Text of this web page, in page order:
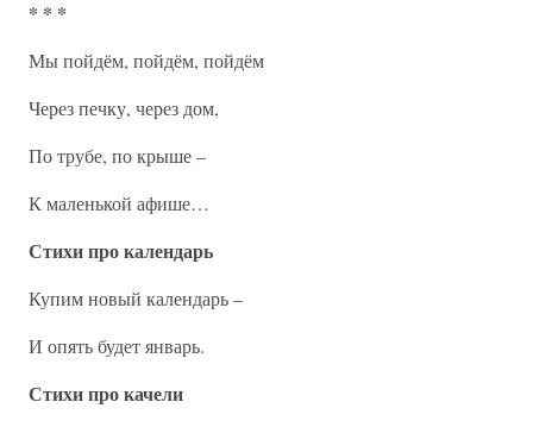
* * *
Мы пойдём, пойдём, пойдём
Через печку, через дом,
По трубе, по крыше –
К маленькой афише…
Стихи про календарь
Купим новый календарь –
И опять будет январь.
Стихи про качели